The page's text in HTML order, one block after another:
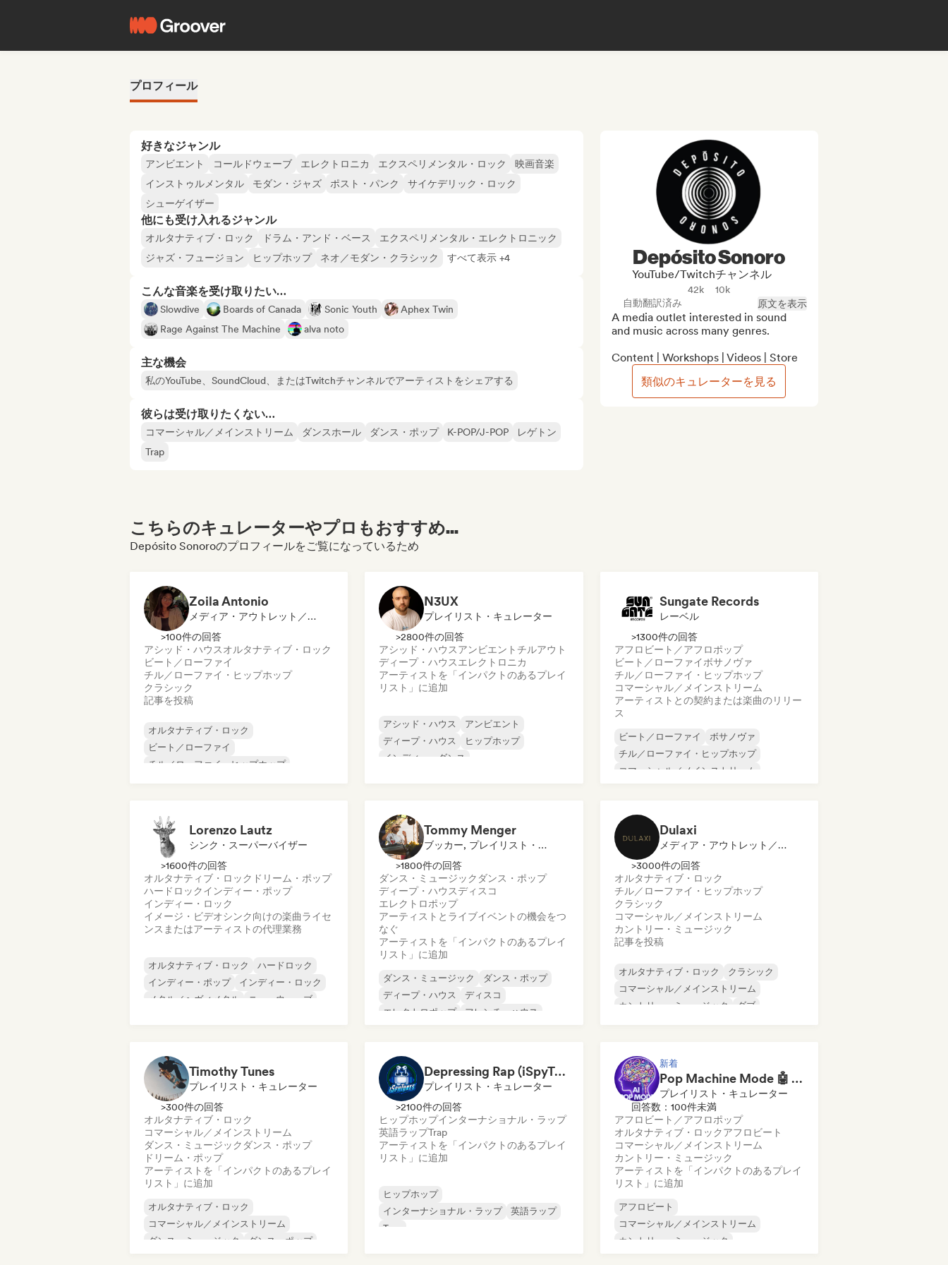
プロフィール
好きなジャンル
アンビエント コールドウェーブ エレクトロニカ エクスペリメンタル・ロック
映画音楽
インストゥルメンタル
モダン・ジャズ ポスト・パンク
サイケデリック・ロック
シューゲイザー
他にも受け入れるジャンル
オルタナティブ・ロック ドラム・アンド・ベース
エクスペリメンタル・エレクトロニック
ジャズ・フュージョン
ヒップホップ ネオ／モダン・クラシック すべて表示 +4
こんな音楽を受け取りたい…
Slowdive Boards of Canada Sonic Youth
Aphex Twin
Rage Against The Machine
alva noto
主な機会
私のYouTube、SoundCloud、またはTwitchチャンネルでアーティストをシェアする
彼らは受け取りたくない…
コマーシャル／メインストリーム ダンスホール ダンス・ポップ K-POP/J-POP
レゲトン
Trap
Depósito Sonoro
YouTube/Twitchチャンネル
42k
10k
自動翻訳済み
原文を表示
A media outlet interested in sound
and music across many genres.
Content | Workshops | Videos | Store
類似のキュレーターを見る
こちらのキュレーターやプロもおすすめ...
Depósito Sonoroのプロフィールをご覧になっているため
Zoila Antonio
メディア・アウトレット／ジャーナリスト
>100件の回答
アシッド・ハウスオルタナティブ・ロック
ビート／ローファイ
チル／ローファイ・ヒップホップ
クラシック
記事を投稿
オルタナティブ・ロック
ビート／ローファイ
チル／ローファイ・ヒップホップ
ドリーム・ポップ
N3UX
プレイリスト・キュレーター
>2800件の回答
アシッド・ハウスアンビエント チルアウト
ディープ・ハウスエレクトロニカ
アーティストを「インパクトのあるプレイ
リスト」に追加
アシッド・ハウス
アンビエント
ディープ・ハウス
ヒップホップ
インディー・ダンス
Sungate Records
レーベル
>1300件の回答
アフロビート／アフロポップ
ビート／ローファイボサノヴァ
チル／ローファイ・ヒップホップ
コマーシャル／メインストリーム
アーティストとの契約または楽曲のリリー
ス
ビート／ローファイ
ボサノヴァ
チル／ローファイ・ヒップホップ
コマーシャル／メインストリーム
Lorenzo Lautz
シンク・スーパーバイザー
>1600件の回答
オルタナティブ・ロック ドリーム・ポップ
ハードロックインディー・ポップ
インディー・ロック
イメージ・ビデオシンク向けの楽曲ライセ
ンスまたはアーティストの代理業務
オルタナティブ・ロック
ハードロック
インディー・ポップ
インディー・ロック
メタル／ヘヴィメタル
ニューウェーブ
Tommy Menger
ブッカー, プレイリスト・キュレーター
>1800件の回答
ダンス・ミュージック ダンス・ポップ
ディープ・ハウスディスコ
エレクトロポップ
アーティストとライブイベントの機会をつ
なぐ
アーティストを「インパクトのあるプレイ
リスト」に追加
ダンス・ミュージック
ダンス・ポップ
ディープ・ハウス
ディスコ
エレクトロポップ
フレンチ・ハウス
Dulaxi
メディア・アウトレット／ジャーナリスト
>3000件の回答
オルタナティブ・ロック
チル／ローファイ・ヒップホップ
クラシック
コマーシャル／メインストリーム
カントリー・ミュージック
記事を投稿
オルタナティブ・ロック
クラシック
コマーシャル／メインストリーム
カントリー・ミュージック
ダブ
Timothy Tunes
プレイリスト・キュレーター
>300件の回答
オルタナティブ・ロック
コマーシャル／メインストリーム
ダンス・ミュージック ダンス・ポップ
ドリーム・ポップ
アーティストを「インパクトのあるプレイ
リスト」に追加
オルタナティブ・ロック
コマーシャル／メインストリーム
ダンス・ミュージック
ダンス・ポップ
Depressing Rap (iSpyTunes)
プレイリスト・キュレーター
>2100件の回答
ヒップホップインターナショナル・ラップ
英語ラップTrap
アーティストを「インパクトのあるプレイ
リスト」に追加
ヒップホップ
インターナショナル・ラップ
英語ラップ
Trap
新着
Pop Machine Mode 🤖 AI Music, Indie Pop & Dream Pop
プレイリスト・キュレーター
回答数：100件未満
アフロビート／アフロポップ
オルタナティブ・ロックアフロビート
コマーシャル／メインストリーム
カントリー・ミュージック
アーティストを「インパクトのあるプレイ
リスト」に追加
アフロビート
コマーシャル／メインストリーム
カントリー・ミュージック